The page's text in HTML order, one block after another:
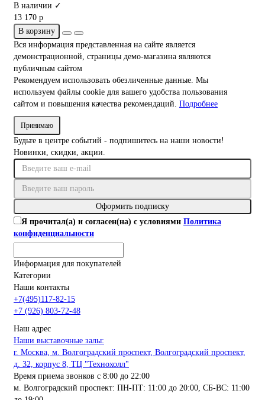
В наличии ✓
13 170 р
В корзину
Вся информация представленная на сайте является
демонстрационной, страницы демо-магазина являются
публичным сайтом
Рекомендуем использовать обезличенные данные. Мы
используем файлы cookie для вашего удобства пользования
сайтом и повышения качества рекомендаций. Подробнее
Принимаю
Будьте в центре событий - подпишитесь на наши новости!
Новинки, скидки, акции.
Оформить подписку
Я прочитал(а) и согласен(на) с условиями Политика
конфиденциальности
Информация для покупателей
Категории
Наши контакты
+7(495)117-82-15
+7 (926) 803-72-48
Наш адрес
Наши выставочные залы:
г. Москва, м. Волгоградский проспект, Волгоградский проспект,
д. 32, корпус 8, ТЦ "Технохолл"
Время приема звонков с 8:00 до 22:00
м. Волгоградский проспект: ПН-ПТ: 11:00 до 20:00, СБ-ВС: 11:00